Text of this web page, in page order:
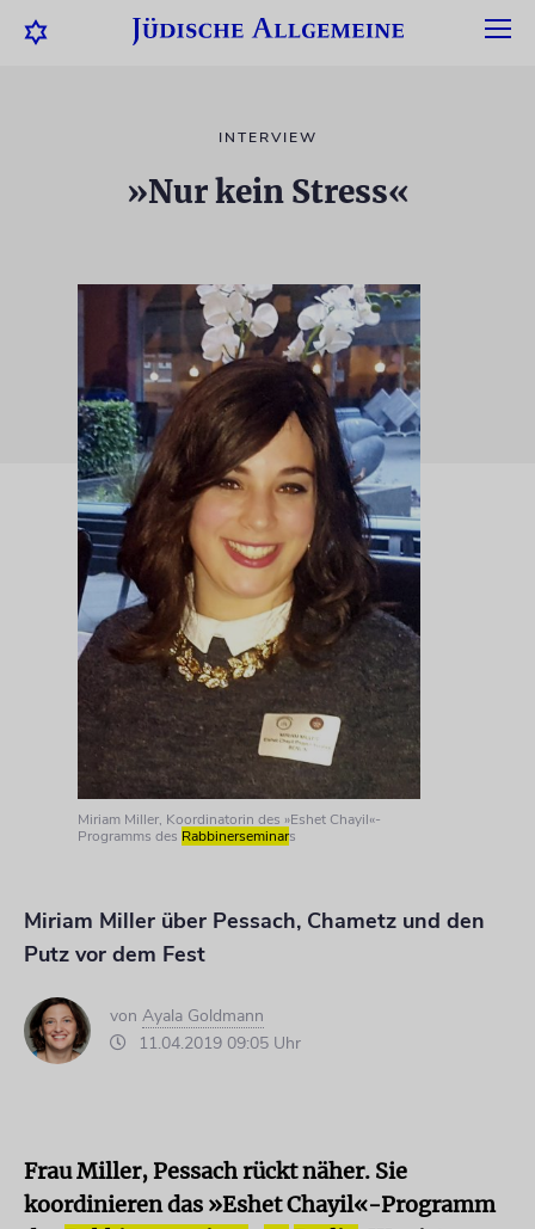
INTERVIEW
»Nur kein Stress«
Miriam Miller, Koordinatorin des »Eshet Chayil«-
Programms des Rabbinerseminars
Miriam Miller über Pessach, Chametz und den
Putz vor dem Fest
von Ayala Goldmann
11.04.2019 09:05 Uhr
Frau Miller, Pessach rückt näher. Sie
koordinieren das »Eshet Chayil«-Programm